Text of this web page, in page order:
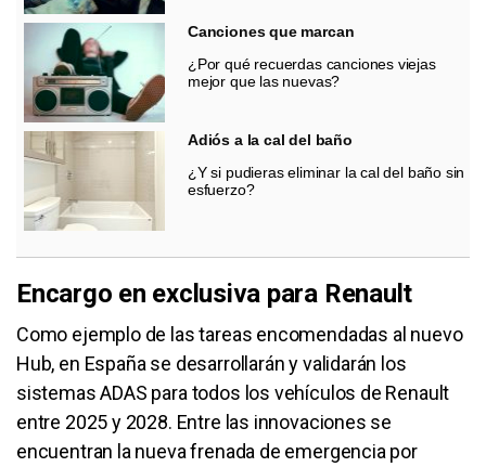
Canciones que marcan
¿Por qué recuerdas canciones viejas
mejor que las nuevas?
Adiós a la cal del baño
¿Y si pudieras eliminar la cal del baño sin
esfuerzo?
Encargo en exclusiva para Renault
Como ejemplo de las tareas encomendadas al nuevo
Hub, en España se desarrollarán y validarán los
sistemas ADAS para todos los vehículos de Renault
entre 2025 y 2028. Entre las innovaciones se
encuentran la nueva frenada de emergencia por